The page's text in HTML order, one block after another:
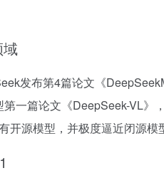
发布第4篇论文《
一篇论文《DeepSeek-VL
开源模型，并极度逼近闭源模